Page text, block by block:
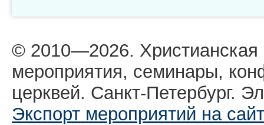
© 2010—2026.
мероприятия, семинары,
церквей. Санкт-Петербург.
Экспорт мероприятий на сайт